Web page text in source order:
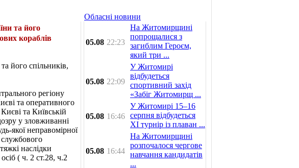
та його
кораблів
його спільників,
регіону
та оперативного
та Київській
у зловживанні
якої неправомірної
наслідки
( ч. 2 ст.28, ч.2
Обласні новини
05.08 22:23
На Житомирщині
попрощалися з
загиблим Героєм,
який три ...
05.08 22:09
У Житомирі
відбудеться
спортивний захід
«Забіг Житомирщ ...
05.08 16:46
У Житомирі 15–16
серпня відбудеться
XI турнір із плаван ...
05.08 16:44
На Житомирщині
розпочалося чергове
навчання кандидатів
...